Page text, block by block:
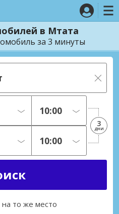
в Мтата
за 3 минуты
3
дни
то же место